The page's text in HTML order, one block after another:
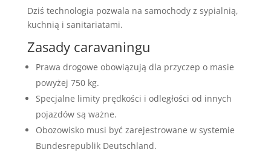
Dziś technologia pozwala na samochody z sypialnią,
kuchnią i sanitariatami.
Zasady caravaningu
Prawa drogowe obowiązują dla przyczep o masie
powyżej 750 kg.
Specjalne limity prędkości i odległości od innych
pojazdów są ważne.
Obozowisko musi być zarejestrowane w systemie
Bundesrepublik Deutschland.